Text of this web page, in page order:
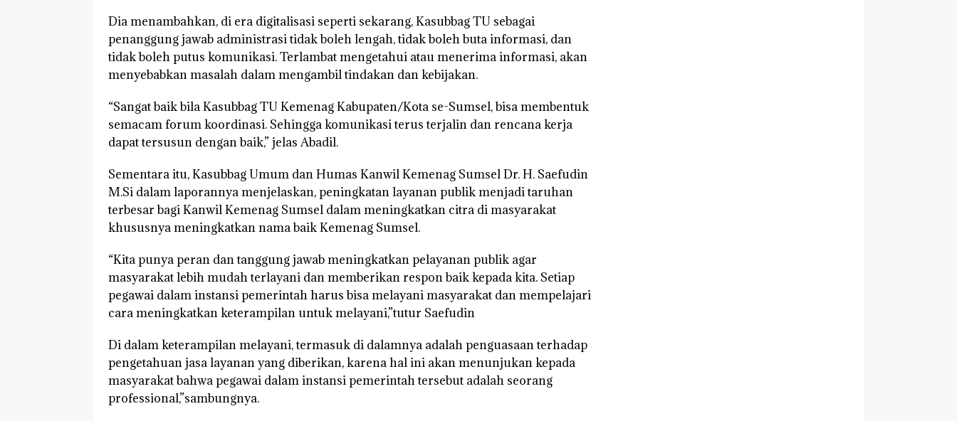
Dia menambahkan, di era digitalisasi seperti sekarang, Kasubbag TU sebagai
penanggung jawab administrasi tidak boleh lengah, tidak boleh buta informasi, dan
tidak boleh putus komunikasi. Terlambat mengetahui atau menerima informasi, akan
menyebabkan masalah dalam mengambil tindakan dan kebijakan.
“Sangat baik bila Kasubbag TU Kemenag Kabupaten/Kota se-Sumsel, bisa membentuk
semacam forum koordinasi. Sehingga komunikasi terus terjalin dan rencana kerja
dapat tersusun dengan baik,” jelas Abadil.
Sementara itu, Kasubbag Umum dan Humas Kanwil Kemenag Sumsel Dr. H. Saefudin
M.Si dalam laporannya menjelaskan, peningkatan layanan publik menjadi taruhan
terbesar bagi Kanwil Kemenag Sumsel dalam meningkatkan citra di masyarakat
khususnya meningkatkan nama baik Kemenag Sumsel.
“Kita punya peran dan tanggung jawab meningkatkan pelayanan publik agar
masyarakat lebih mudah terlayani dan memberikan respon baik kepada kita. Setiap
pegawai dalam instansi pemerintah harus bisa melayani masyarakat dan mempelajari
cara meningkatkan keterampilan untuk melayani,”tutur Saefudin
Di dalam keterampilan melayani, termasuk di dalamnya adalah penguasaan terhadap
pengetahuan jasa layanan yang diberikan, karena hal ini akan menunjukan kepada
masyarakat bahwa pegawai dalam instansi pemerintah tersebut adalah seorang
professional,”sambungnya.